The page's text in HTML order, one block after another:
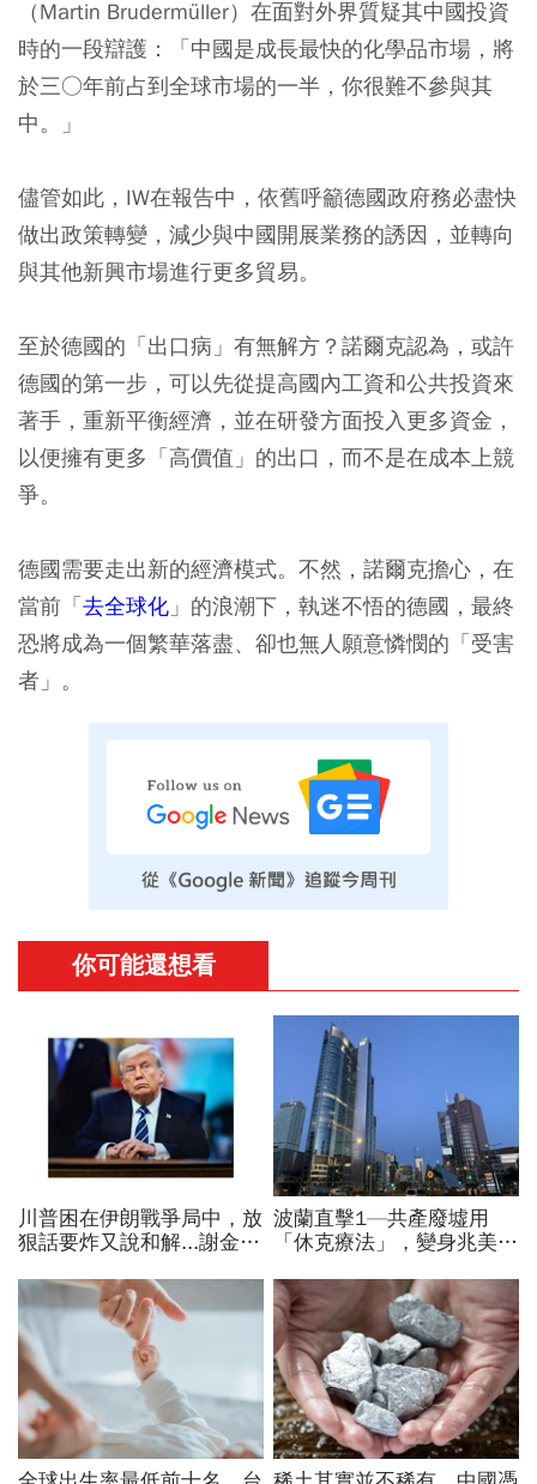
（Martin Brudermüller）在面對外界質疑其中國投資
時的一段辯護：「中國是成長最快的化學品市場，將
於三○年前占到全球市場的一半，你很難不參與其
中。」
儘管如此，IW在報告中，依舊呼籲德國政府務必盡快
做出政策轉變，減少與中國開展業務的誘因，並轉向
與其他新興市場進行更多貿易。
至於德國的「出口病」有無解方？諾爾克認為，或許
德國的第一步，可以先從提高國內工資和公共投資來
著手，重新平衡經濟，並在研發方面投入更多資金，
以便擁有更多「高價值」的出口，而不是在成本上競
爭。
德國需要走出新的經濟模式。不然，諾爾克擔心，在
當前「去全球化 」的浪潮下，執迷不悟的德國，最終
恐將成為一個繁華落盡、卻也無人願意憐憫的「受害
者」。